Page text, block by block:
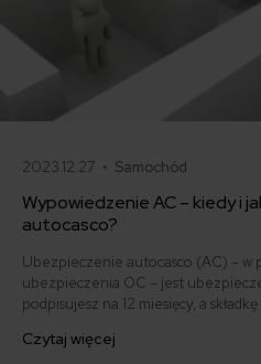
2023.12.27 • Samochód
Wypowiedzenie AC – kiedy i
autocasco?
Ubezpieczenie autocasco (AC) – w
ubezpieczenia OC – jest
podpisujesz na 12 miesięcy, a
ofertę lub zdecydowałeś się
Czytaj więcej